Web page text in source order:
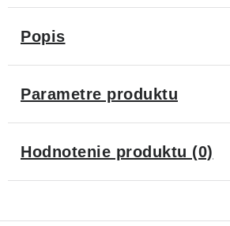
Popis
Parametre produktu
Hodnotenie produktu (0)